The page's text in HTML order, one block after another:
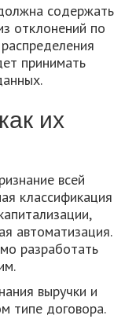
содержать
отклонений по
принимать
их
всей
классификация
автоматизация.
разработать
выручки и
типе договора.